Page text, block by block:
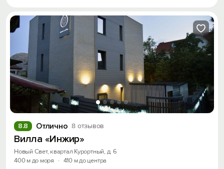
Отлично 8 отзывов
8.8
Вилла «Инжир»
Новый Свет, квартал Курортный, д. 6
400 м до моря
· 410 м до центра